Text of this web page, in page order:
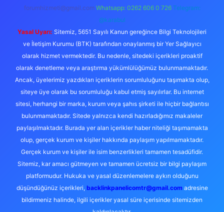
forumhizmeti@gmail.com Whatsapp: 0262 606 0 726 Telegram:
@karabul
Yasal Uyarı: Sitemiz, 5651 Sayılı Kanun gereğince Bilgi Teknolojileri
ve İletişim Kurumu (BTK) tarafından onaylanmış bir Yer Sağlayıcı
olarak hizmet vermektedir. Bu nedenle, sitedeki içerikleri proaktif
olarak denetleme veya araştırma yükümlülüğümüz bulunmamaktadır.
Ancak, üyelerimiz yazdıkları içeriklerin sorumluluğunu taşımakta olup,
siteye üye olarak bu sorumluluğu kabul etmiş sayılırlar. Bu internet
sitesi, herhangi bir marka, kurum veya şahıs şirketi ile hiçbir bağlantısı
bulunmamaktadır. Sitede yalnızca kendi hazırladığımız makaleler
paylaşılmaktadır. Burada yer alan içerikler haber niteliği taşımamakta
olup, gerçek kurum ve kişiler hakkında paylaşım yapılmamaktadır.
Gerçek kurum ve kişiler ile isim benzerlikleri tamamen tesadüfidir.
Sitemiz, kar amacı gütmeyen ve tamamen ücretsiz bir bilgi paylaşım
platformudur. Hukuka ve yasal düzenlemelere aykırı olduğunu
düşündüğünüz içerikleri, backlinkpanelicomtr@gmail.comadresine
bildirmeniz halinde, ilgili içerikler yasal süre içerisinde sitemizden